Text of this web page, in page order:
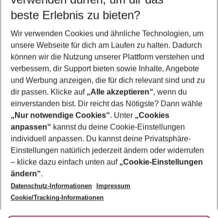
5-8 Nächte
2 Erwachsene Keine Kinder
Mehr Filter anzeigen
Footer
Footer navigation
Über uns
AGB
Bestpreisgarantie
Cookie-Einstellungen ändern
Cookie-Richtlinie
Agenturbetreuung
Barrierefreies Reisen
Folge uns
beste Erlebnis zu bieten?
Wir verwenden Cookies und ähnliche Technologien, um
unsere Webseite für dich am Laufen zu halten. Dadurch
können wir die Nutzung unserer Plattform verstehen und
verbessern, dir Support bieten sowie Inhalte, Angebote
und Werbung anzeigen, die für dich relevant sind und zu
dir passen. Klicke auf „Alle akzeptieren“, wenn du
einverstanden bist. Dir reicht das Nötigste? Dann wähle
„Nur notwendige Cookies“. Unter „Cookies
anpassen“ kannst du deine Cookie-Einstellungen
individuell anpassen. Du kannst deine Privatsphäre-
Einstellungen natürlich jederzeit ändern oder widerrufen
– klicke dazu einfach unten auf „Cookie-Einstellungen
ändern“.
Datenschutz-Informationen
Impressum
Cookie/Tracking-Informationen